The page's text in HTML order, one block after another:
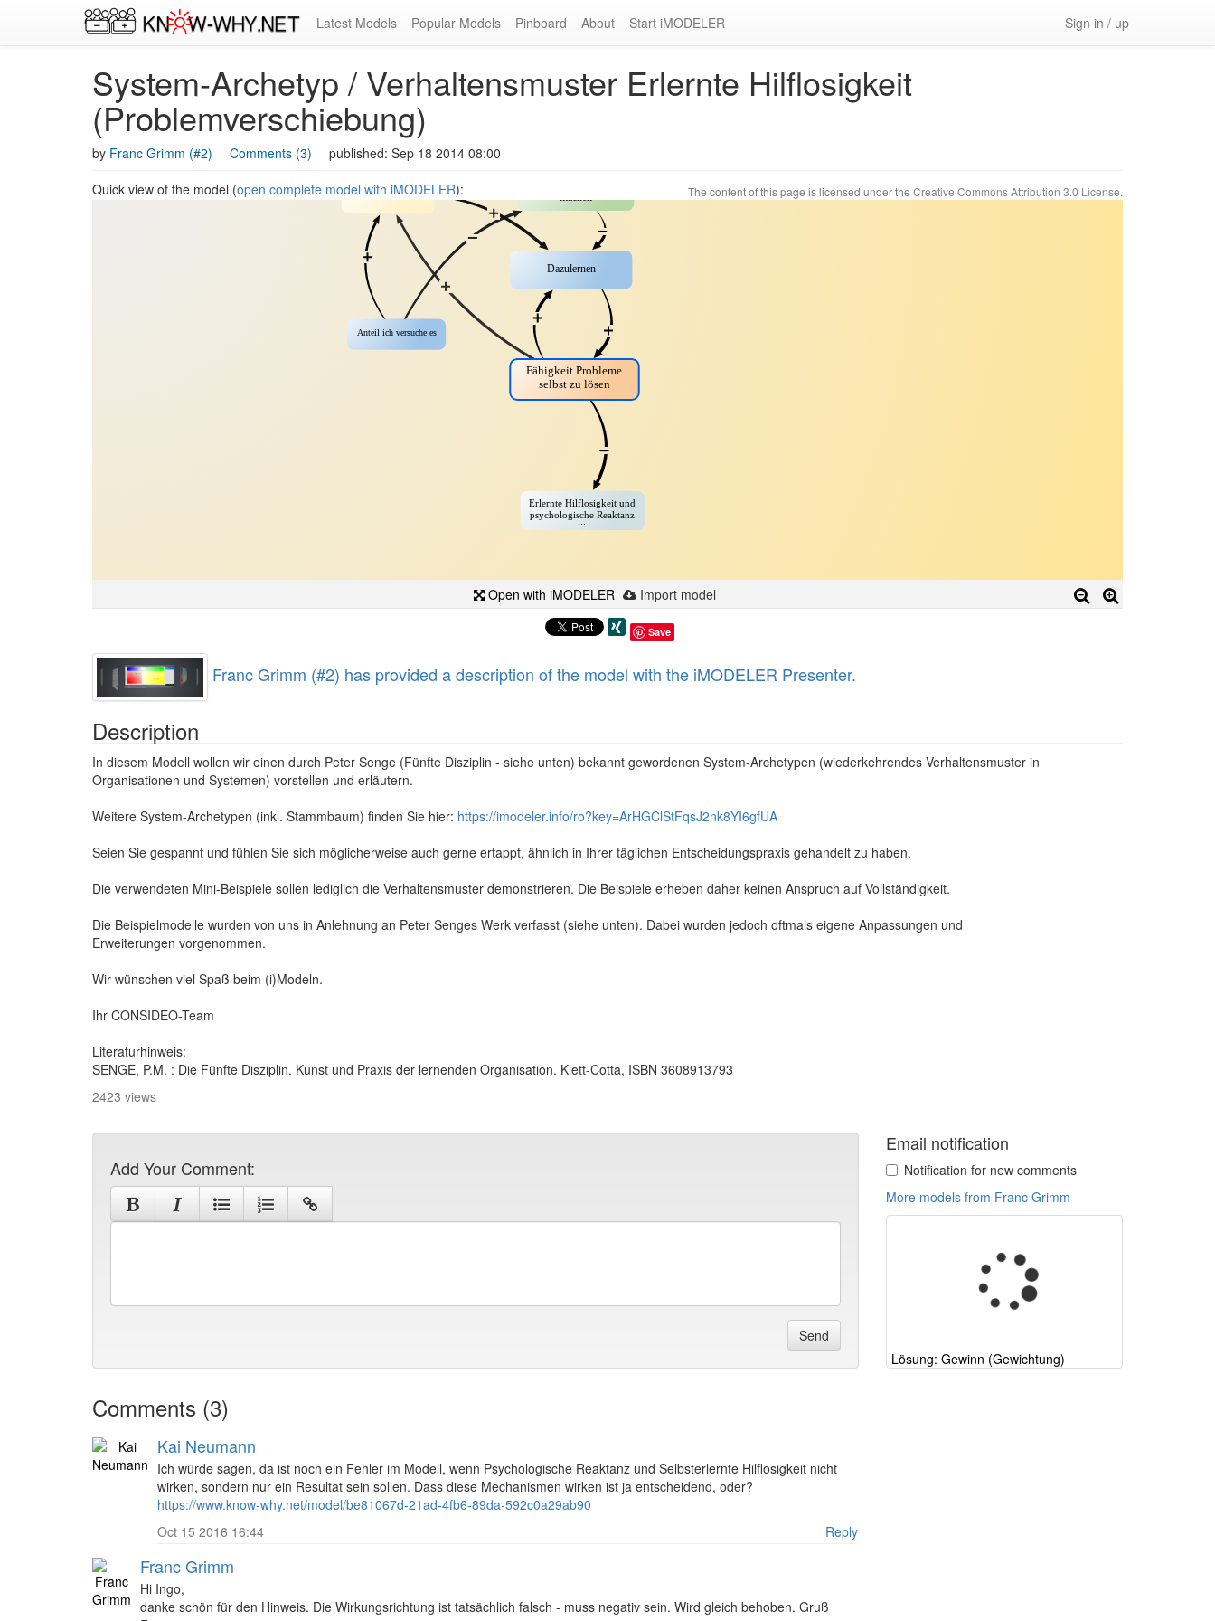
Latest Models Popular Models Pinboard About Start iMODELER Sign in / up
System-Archetyp / Verhaltensmuster Erlernte Hilflosigkeit
(Problemverschiebung)
by Franc Grimm (#2) Comments (3) published: Sep 18 2014 08:00
The content of this page is licensed under the Creative Commons Attribution 3.0 License.
Quick view of the model (open complete model with iMODELER):
Open with iMODELER Import model
Save
Franc Grimm (#2) has provided a description of the model with the iMODELER Presenter.
Description
In diesem Modell wollen wir einen durch Peter Senge (Fünfte Disziplin - siehe unten) bekannt gewordenen System-Archetypen (wiederkehrendes Verhaltensmuster in
Organisationen und Systemen) vorstellen und erläutern.
Weitere System-Archetypen (inkl. Stammbaum) finden Sie hier: https://imodeler.info/ro?key=ArHGClStFqsJ2nk8YI6gfUA
Seien Sie gespannt und fühlen Sie sich möglicherweise auch gerne ertappt, ähnlich in Ihrer täglichen Entscheidungspraxis gehandelt zu haben.
Die verwendeten Mini-Beispiele sollen lediglich die Verhaltensmuster demonstrieren. Die Beispiele erheben daher keinen Anspruch auf Vollständigkeit.
Die Beispielmodelle wurden von uns in Anlehnung an Peter Senges Werk verfasst (siehe unten). Dabei wurden jedoch oftmals eigene Anpassungen und
Erweiterungen vorgenommen.
Wir wünschen viel Spaß beim (i)Modeln.
Ihr CONSIDEO-Team
Literaturhinweis:
SENGE, P.M. : Die Fünfte Disziplin. Kunst und Praxis der lernenden Organisation. Klett-Cotta, ISBN 3608913793
2423 views
Add Your Comment:
Send
Comments (3)
Kai Neumann
Ich würde sagen, da ist noch ein Fehler im Modell, wenn Psychologische Reaktanz und Selbsterlernte Hilflosigkeit nicht
wirken, sondern nur ein Resultat sein sollen. Dass diese Mechanismen wirken ist ja entscheidend, oder?
https://www.know-why.net/model/be81067d-21ad-4fb6-89da-592c0a29ab90
Oct 15 2016 16:44
Reply
Franc Grimm
Hi Ingo,
danke schön für den Hinweis. Die Wirkungsrichtung ist tatsächlich falsch - muss negativ sein. Wird gleich behoben. Gruß
Email notification
Notification for new comments
More models from Franc Grimm
Lösung: Gewinn (Gewichtung)